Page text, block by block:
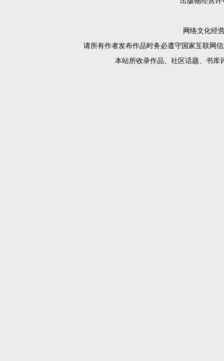
网络文化经
请所有作者发布作品时务必遵守国家互联网
本站所收录作品、社区话题、书库